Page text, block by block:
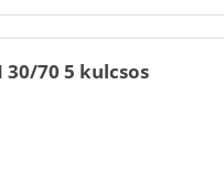
30/70 5 kulcsos